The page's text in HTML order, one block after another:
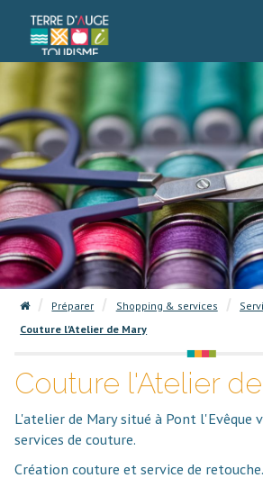
Préparer Shopping & services
Couture l'Atelier de Mary
Couture l'Atelier
L'atelier de Mary situé à Pont l'Evêque
services de couture.
Création couture et service de retouche.